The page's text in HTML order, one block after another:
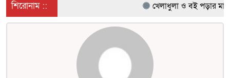
শিরোনাম :: খেলাধুলা ও বই পড়ার